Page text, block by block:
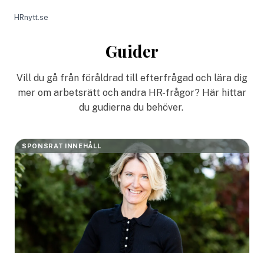
HRnytt.se
Guider
Vill du gå från föråldrad till efterfrågad och lära dig
mer om arbetsrätt och andra HR-frågor? Här hittar
du gudierna du behöver.
SPONSRAT INNEHÅLL